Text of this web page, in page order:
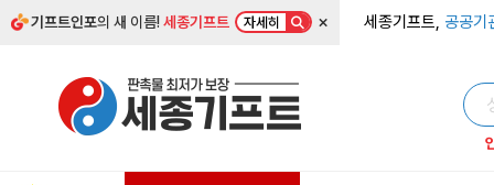
기프트인포의 새 이름!세종기프트 자세히 × 세종기프트, 공공기